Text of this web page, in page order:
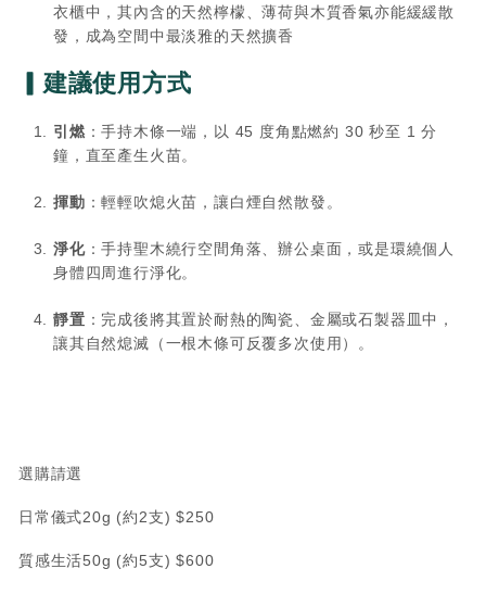
衣櫃中，其內含的天然檸檬、薄荷與木質香氣亦能緩緩散
發，成為空間中最淡雅的天然擴香
▎建議使用方式
引燃 ：手持木條一端，以 45 度角點燃約 30 秒至 1 分
鐘，直至產生火苗。
揮動 ：輕輕吹熄火苗，讓白煙自然散發。
淨化：手持聖木繞行空間角落、辦公桌面，或是環繞個人
身體四周進行淨化。
靜置 ：完成後將其置於耐熱的陶瓷、金屬或石製器皿中，
讓其自然熄滅（一根木條可反覆多次使用）。
選購請選
日常儀式20g (約2支) $250
質感生活50g (約5支) $600